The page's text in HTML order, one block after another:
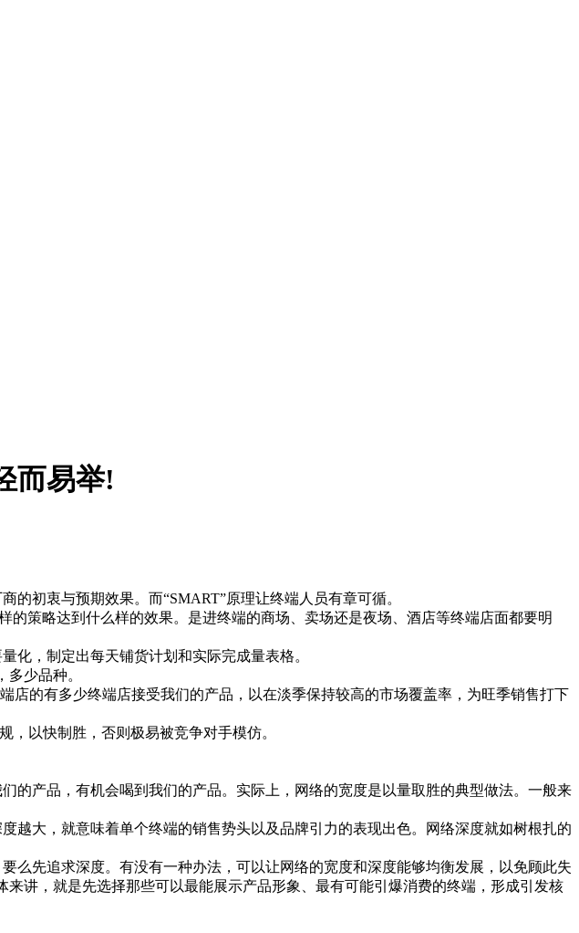
而易举!
初衷与预期效果。而“SMART”原理让终端人员有章可循。
策略达到什么样的效果。是进终端的商场、卖场还是夜场、酒店等终端店面都要明
，制定出每天铺货计划和实际完成量表格。
少品种。
的有多少终端店接受我们的产品，以在淡季保持较高的市场覆盖率，为旺季销售打下
以快制胜，否则极易被竞争对手模仿。
产品，有机会喝到我们的产品。实际上，网络的宽度是以量取胜的典型做法。一般来
大，就意味着单个终端的销售势头以及品牌引力的表现出色。网络深度就如树根扎的
先追求深度。有没有一种办法，可以让网络的宽度和深度能够均衡发展，以免顾此失
讲，就是先选择那些可以最能展示产品形象、最有可能引爆消费的终端，形成引发核